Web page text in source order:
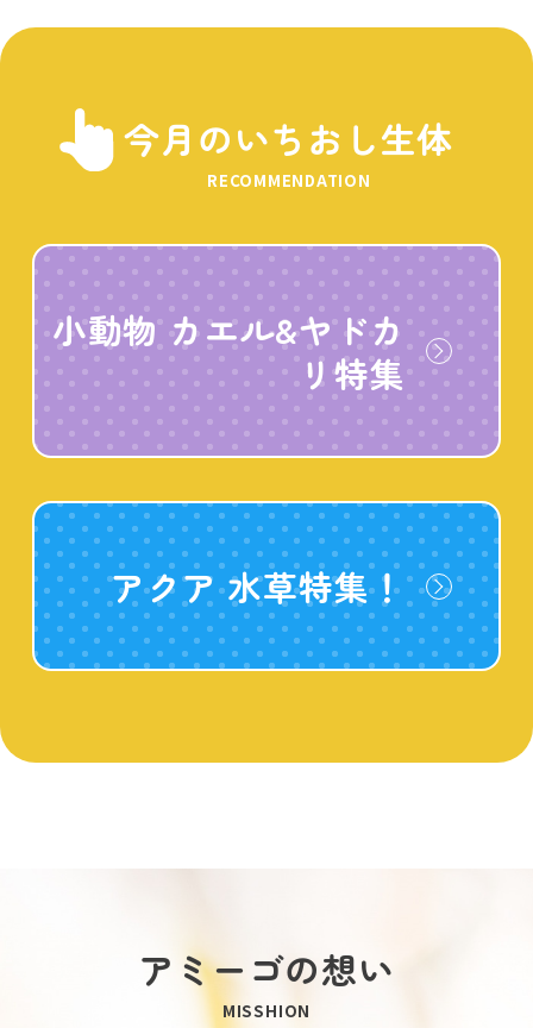
今月のいちおし生体
RECOMMENDATION
小動物 カエル&ヤドカ
リ特集
アクア 水草特集！
アミーゴの想い
MISSHION